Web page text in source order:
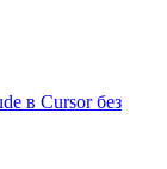
в Cursor без